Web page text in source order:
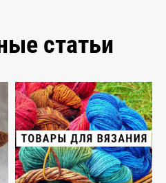
статьи